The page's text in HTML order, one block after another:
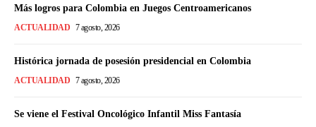
Más logros para Colombia en Juegos Centroamericanos
ACTUALIDAD 7 agosto, 2026
Histórica jornada de posesión presidencial en Colombia
ACTUALIDAD 7 agosto, 2026
Se viene el Festival Oncológico Infantil Miss Fantasía